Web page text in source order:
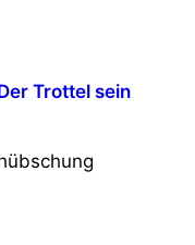
Trottel sein